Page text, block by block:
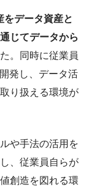
をデータ資産と
じてデータから
。同時に従業員
発し、データ活
り扱える環境が
や手法の活用を
、従業員自らが
創造を図れる環